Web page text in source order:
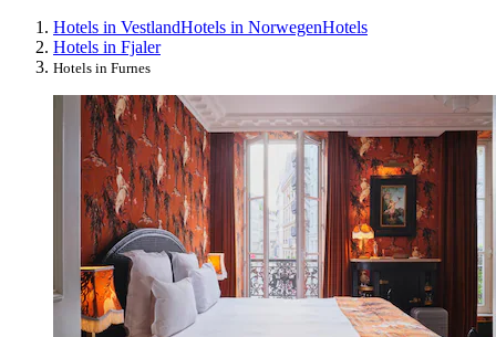
Hotels in VestlandHotels in NorwegenHotels
Hotels in Fjaler
Hotels in Furnes